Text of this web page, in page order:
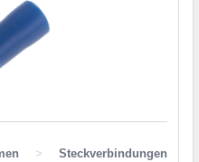
>
Steckverbindungen